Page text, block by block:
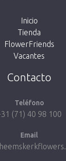
Volver a la tienda
Inicio
Tienda
FlowerFriends
Vacantes
Contacto
Teléfono
(71) 40 98 100
Email